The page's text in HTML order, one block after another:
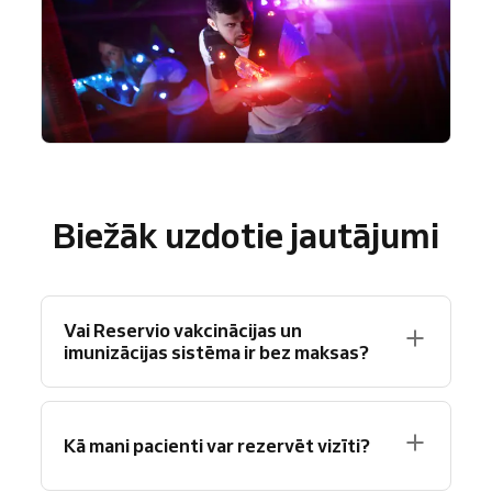
Biežāk uzdotie jautājumi
Vai Reservio vakcinācijas un
imunizācijas sistēma ir bez maksas?
plānu ar līdz 40 pierakstiem mēnesī un
Kā mani pacienti var rezervēt vizīti?